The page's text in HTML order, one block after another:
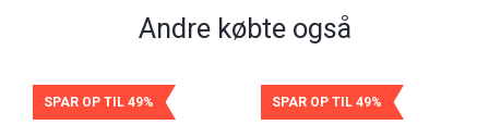
Andre købte også
SPAR OP TIL 49% SPAR OP TIL 49%